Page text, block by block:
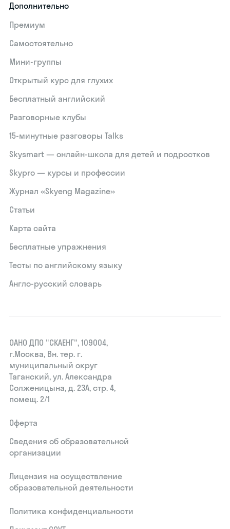
Дополнительно
Премиум
Самостоятельно
Мини-группы
Открытый курс для глухих
Бесплатный английский
Разговорные клубы
15‑минутные разговоры Talks
Skysmart — онлайн-школа для детей и подростков
Skypro — курсы и профессии
Журнал «Skyeng Magazine»
Статьи
Карта сайта
Бесплатные упражнения
Тесты по английскому языку
Англо-русский словарь
ОАНО ДПО "СКАЕНГ", 109004,
г.Москва, Вн. тер. г.
муниципальный округ
Таганский, ул. Александра
Солженицына, д. 23А, стр. 4,
помещ. 2/1
Оферта
Сведения об образовательной
организации
Лицензия на осуществление
образовательной деятельности
Политика конфиденциальности